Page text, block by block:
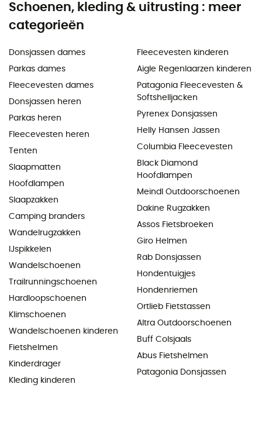
Schoenen, kleding & uitrusting : meer
categorieën
Donsjassen dames
Parkas dames
Fleecevesten dames
Donsjassen heren
Parkas heren
Fleecevesten heren
Tenten
Slaapmatten
Hoofdlampen
Slaapzakken
Camping branders
Wandelrugzakken
IJspikkelen
Wandelschoenen
Trailrunningschoenen
Hardloopschoenen
Klimschoenen
Wandelschoenen kinderen
Fietshelmen
Kinderdrager
Kleding kinderen
Fleecevesten kinderen
Aigle Regenlaarzen kinderen
Patagonia Fleecevesten &
Softshelljacken
Pyrenex Donsjassen
Helly Hansen Jassen
Columbia Fleecevesten
Black Diamond
Hoofdlampen
Meindl Outdoorschoenen
Dakine Rugzakken
Assos Fietsbroeken
Giro Helmen
Rab Donsjassen
Hondentuigjes
Hondenriemen
Ortlieb Fietstassen
Altra Outdoorschoenen
Buff Colsjaals
Abus Fietshelmen
Patagonia Donsjassen